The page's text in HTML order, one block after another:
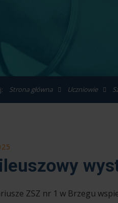
Strona główna Uczniowie
ZSZ nr 1 w Brzegu